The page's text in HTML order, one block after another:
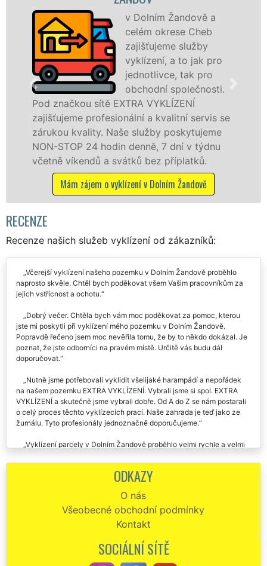
v Dolním Žandově a
celém okrese Cheb
zajišťujeme služby
vyklízení, a to jak pro
jednotlivce, tak pro
obchodní společnosti.
sítě EXTRA VYKLÍZENÍ
profesionální a kvalitní servis se
Naše služby poskytujeme
24 hodin denně, 7 dní v týdnu
a svátků bez příplatků.
o vyklízení v Dolním Žandově
službu jak
osobám se
práce, a to
RECENZE
Recenze našich služeb vyklízení od zákazníků:
Včerejší vyklízení našeho pozemku v Dolním Žandově proběhlo
naprosto skvěle. Chtěl bych poděkovat všem Vašim pracovníkům za
jejich vstřícnost a ochotu.
Dobrý večer. Chtěla bych vám moc poděkovat za pomoc, kterou
jste mi poskytli při vyklízení mého pozemku v Dolním Žandově.
Popravdě řečeno jsem moc nevěřila tomu, že by to někdo dokázal. Je
poznat, že jste odborníci na pravém místě. Určitě vás budu dál
doporučovat.
Nutně jsme potřebovali vyklidit všelijaké harampádí a nepořádek
na našem pozemku EXTRA VYKLÍZENÍ. Vybrali jsme si spol. EXTRA
VYKLÍZENÍ a skutečně jsme vybrali dobře. Od A do Z se nám postarali
o celý proces těchto vyklízecích prací. Naše zahrada je teď jako ze
žurnálu. Tyto profesionály jednoznačně doporučujeme.
Vyklízení parcely v Dolním Žandově proběhlo velmi rychle a velmi
cestou společnosti EXTRA VYKLÍZENÍ za jejich vynikající práci.
zvládnete tak rychle jsem skutečně nečekal. Kluci byli vážně machři a
cena za celé vyklízení pro mě byla velmi příjemná. Pokud budu ještě
někdy potřebovat, určitě si vyber zase vás.
Děkuju za včerejší vyklizení stavebního pozemku v Dolním
Žandově. Vše proběhlo velmi rychle a kvalitně. Cena naprosto luxusní.
ODKAZY
O nás
Všeobecné obchodní podmínky
Kontakt
SOCIÁLNÍ SÍTĚ